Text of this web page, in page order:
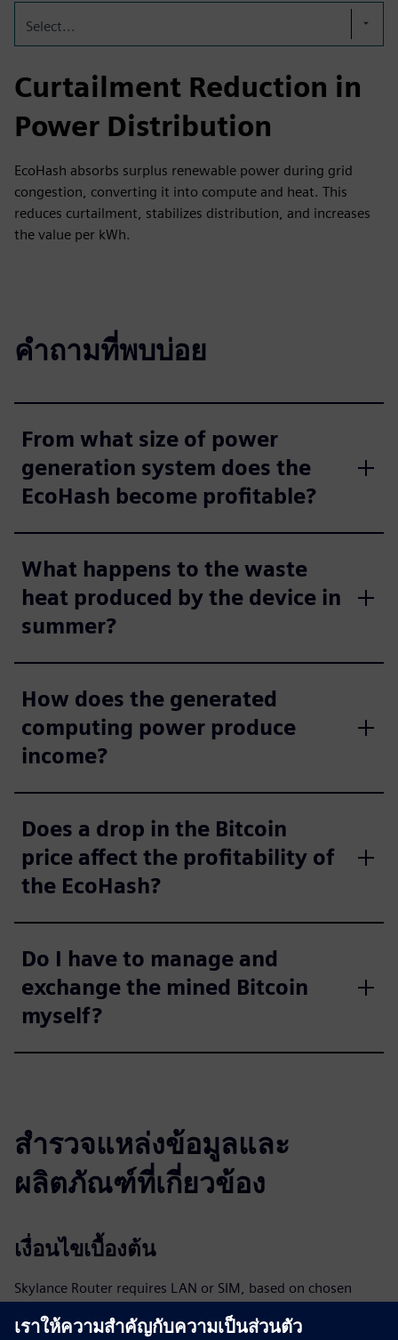
Select...
Curtailment Reduction in
Power Distribution
EcoHash absorbs surplus renewable power during grid
congestion, converting it into compute and heat. This
reduces curtailment, stabilizes distribution, and increases
the value per kWh.
คำถามที่พบบ่อย
From what size of power
generation system does the
EcoHash become profitable?
What happens to the waste
heat produced by the device in
summer?
How does the generated
computing power produce
income?
Does a drop in the Bitcoin
price affect the profitability of
the EcoHash?
Do I have to manage and
exchange the mined Bitcoin
myself?
สำรวจแหล่งข้อมูลและ
ผลิตภัณฑ์ที่เกี่ยวข้อง
เงื่อนไขเบื้องต้น
Skylance Router requires LAN or SIM, based on chosen
Heat tie-in ≥1″; preparation required per connection option